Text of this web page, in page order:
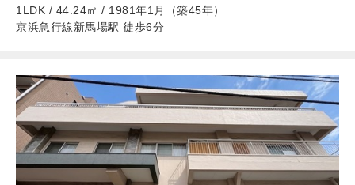
1LDK / 44.24㎡ / 1981年1月（築45年）
京浜急行線新馬場駅 徒歩6分